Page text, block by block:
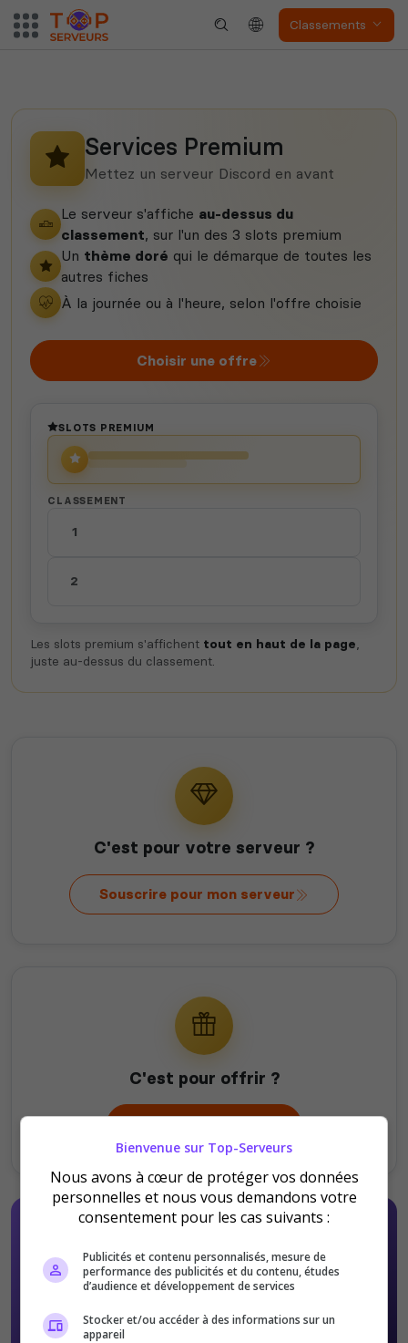
Classements
Voir tous les
Services Premium
Mettez un serveur Discord en avant
Le serveur s'affiche au-dessus du
classement, sur l'un des 3 slots premium
Un thème doré qui le démarque de toutes les
autres fiches
À la journée ou à l'heure, selon l'offre choisie
Choisir une offre
SLOTS PREMIUM
CLASSEMENT
1
2
Les slots premium s'affichent tout en haut de la page,
juste au-dessus du classement.
C'est pour votre serveur ?
Souscrire pour mon serveur
C'est pour offrir ?
Bienvenue sur Top-Serveurs
Nous avons à cœur de protéger vos données
personnelles et nous vous demandons votre
consentement pour les cas suivants :
Publicités et contenu personnalisés, mesure de
performance des publicités et du contenu, études
d’audience et développement de services
Stocker et/ou accéder à des informations sur un
appareil